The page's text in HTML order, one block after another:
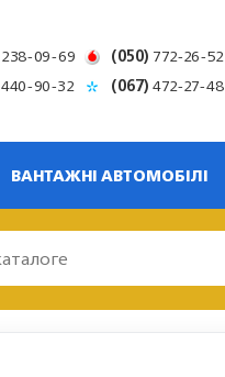
238-09-69 (050) 772-26-52
440-90-32 (067)472-27-48
ВАНТАЖНІ АВТОМОБІЛІ